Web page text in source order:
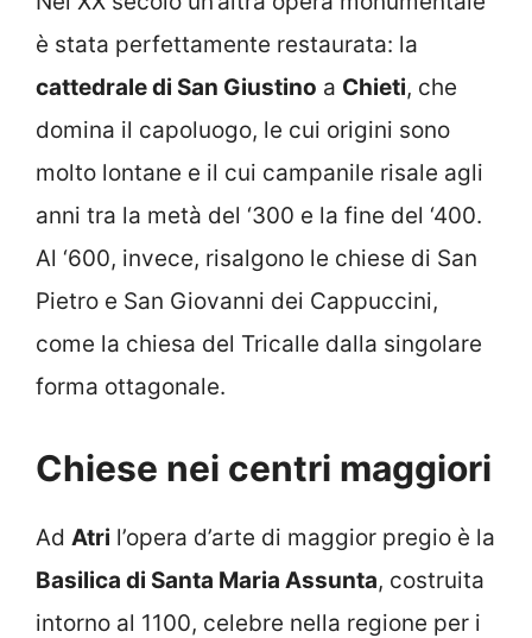
è stata perfettamente restaurata: la
cattedrale di San Giustino a Chieti, che
domina il capoluogo, le cui origini sono
molto lontane e il cui campanile risale agli
anni tra la metà del ‘300 e la fine del ‘400.
Al ‘600, invece, risalgono le chiese di San
Pietro e San Giovanni dei Cappuccini,
come la chiesa del Tricalle dalla singolare
forma ottagonale.
Chiese nei centri maggiori
Ad Atri l’opera d’arte di maggior pregio è la
Basilica di Santa Maria Assunta, costruita
intorno al 1100, celebre nella regione per i